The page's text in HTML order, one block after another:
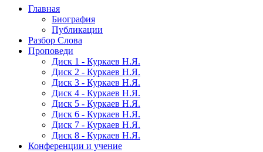
Главная
Биография
Публикации
Разбор Слова
Проповеди
Диск 1 - Куркаев Н.Я.
Диск 2 - Куркаев Н.Я.
Диск 3 - Куркаев Н.Я.
Диск 4 - Куркаев Н.Я.
Диск 5 - Куркаев Н.Я.
Диск 6 - Куркаев Н.Я.
Диск 7 - Куркаев Н.Я.
Диск 8 - Куркаев Н.Я.
Конференции и учение